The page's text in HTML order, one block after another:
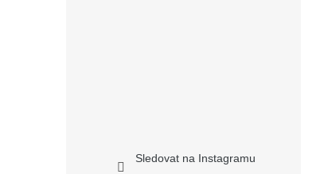
Sledovat na Instagramu